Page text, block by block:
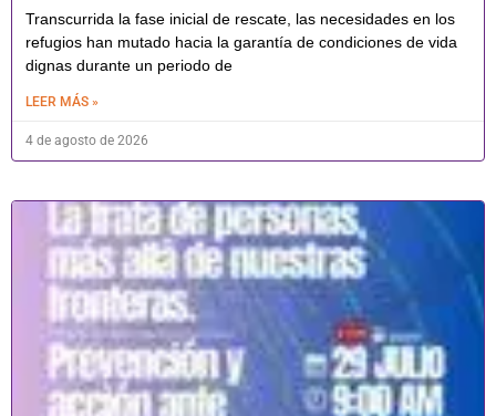
Transcurrida la fase inicial de rescate, las necesidades en los
refugios han mutado hacia la garantía de condiciones de vida
dignas durante un periodo de
LEER MÁS »
4 de agosto de 2026